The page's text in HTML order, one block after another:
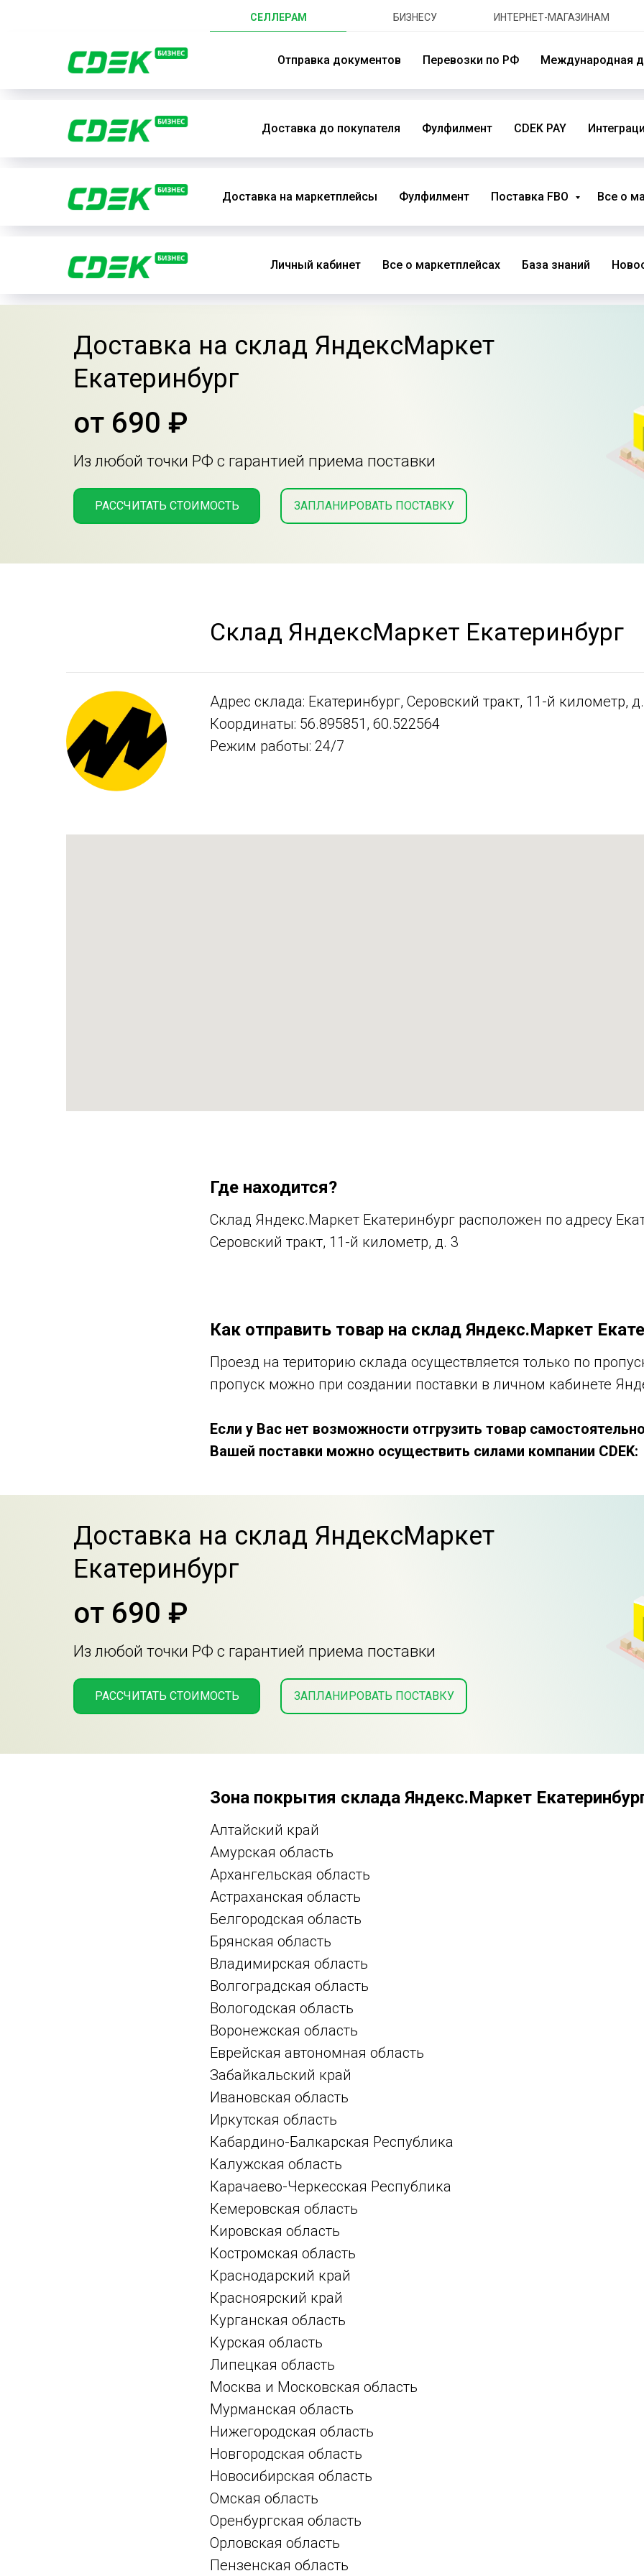
СЕЛЛЕРАМ БИЗНЕСУ ИНТЕРНЕТ-МАГАЗИНАМ
Отправка документов Перевозки по РФ Международная
Доставка до покупателя Фулфилмент CDEK PAY
Доставка на маркетплейсы Фулфилмент Поставка FBO Все о
Личный кабинет Все о маркетплейсах База знаний
Доставка на склад ЯндексМаркет
Екатеринбург
РАССЧИТАТЬ СТОИМОСТЬ
Из любой точки РФ с гарантией приема поставки
ЗАПЛАНИРОВАТЬ ПОСТАВКУ
от 690 ₽
Склад ЯндексМаркет Екатеринбург
Адрес склада: Екатеринбург, Серовский тракт, 11-й километр,
Координаты: 56.895851, 60.522564
Режим работы: 24/7
Где находится?
Склад Яндекс.Маркет Екатеринбург расположен по адресу
Серовский тракт, 11-й километр, д. 3
Как отправить товар на склад Яндекс.Маркет
Проезд на територию склада осуществляется только по
пропуск можно при создании поставки в личном кабинете
Если у Вас нет возможности отгрузить товар
Вашей поставки можно осуществить силами компании CDEK:
Доставка на склад ЯндексМаркет
Екатеринбург
РАССЧИТАТЬ СТОИМОСТЬ
Из любой точки РФ с гарантией приема поставки
ЗАПЛАНИРОВАТЬ ПОСТАВКУ
от 690 ₽
Зона покрытия склада Яндекс.Маркет
Алтайский край
Амурская область
Архангельская область
Астраханская область
Белгородская область
Брянская область
Владимирская область
Волгоградская область
Вологодская область
Воронежская область
Еврейская автономная область
Забайкальский край
Ивановская область
Иркутская область
Кабардино-Балкарская Республика
Калужская область
Карачаево-Черкесская Республика
Кемеровская область
Кировская область
Костромская область
Краснодарский край
Красноярский край
Курганская область
Курская область
Липецкая область
Москва и Московская область
Мурманская область
Нижегородская область
Новгородская область
Новосибирская область
Омская область
Оренбургская область
Орловская область
Пензенская область